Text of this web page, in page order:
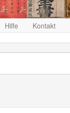
Hilfe Kontakt